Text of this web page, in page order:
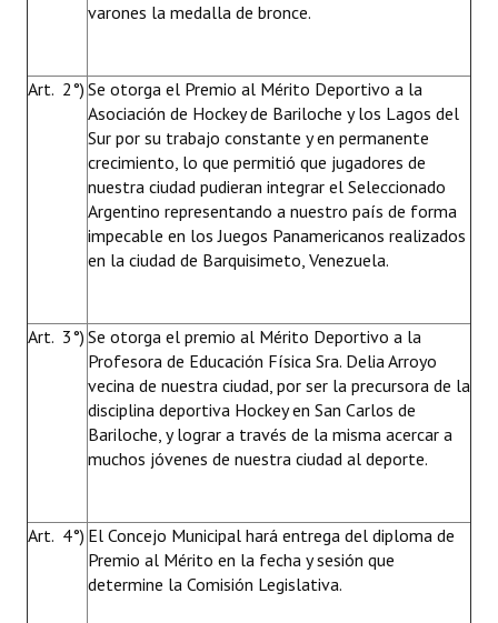
varones la medalla de bronce.
Art. 2°) Se otorga el Premio al Mérito Deportivo a la
Asociación de Hockey de Bariloche y los Lagos del
Sur por su trabajo constante y en permanente
crecimiento, lo que permitió que jugadores de
nuestra ciudad pudieran integrar el Seleccionado
Argentino representando a nuestro país de forma
impecable en los Juegos Panamericanos realizados
en la ciudad de Barquisimeto, Venezuela.
Art. 3°) Se otorga el premio al Mérito Deportivo a la
Profesora de Educación Física Sra. Delia Arroyo
vecina de nuestra ciudad, por ser la precursora de la
disciplina deportiva Hockey en San Carlos de
Bariloche, y lograr a través de la misma acercar a
muchos jóvenes de nuestra ciudad al deporte.
Art. 4°) El Concejo Municipal hará entrega del diploma de
Premio al Mérito en la fecha y sesión que
determine la Comisión Legislativa.